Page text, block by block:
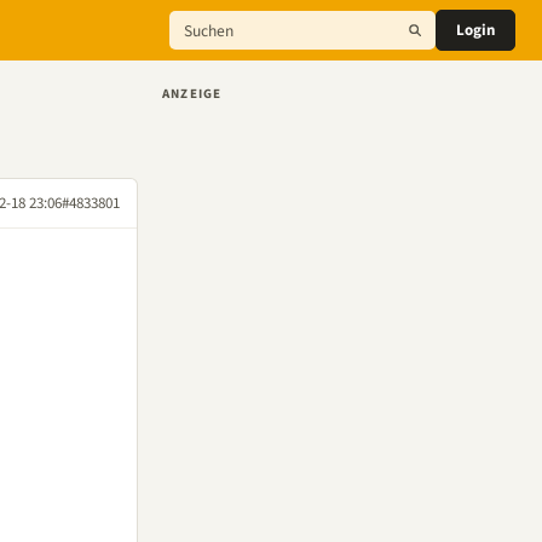
Login
18 23:06#4833801
ANZEIGE